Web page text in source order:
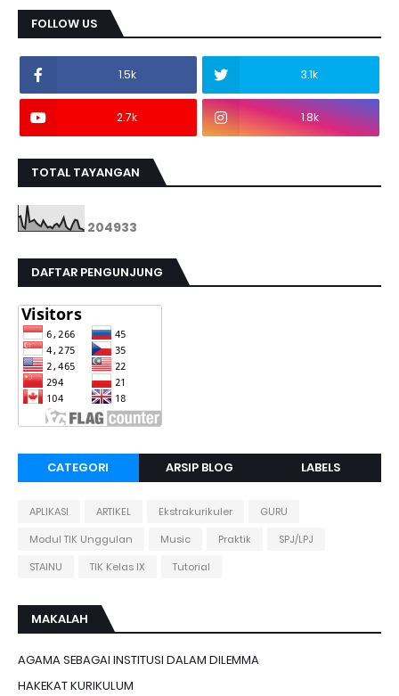
FOLLOW US
1.5k 3.1k
2.7k 1.8k
TOTAL TAYANGAN
204933
DAFTAR PENGUNJUNG
CATEGORI ARSIP BLOG LABELS
APLIKASI ARTIKEL Ekstrakurikuler
GURU
Modul TIK Unggulan
Music Praktik
SPJ/LPJ
STAINU
TIK Kelas IX Tutorial
MAKALAH
AGAMA SEBAGAI INSTITUSI DALAM DILEMMA
HAKEKAT KURIKULUM